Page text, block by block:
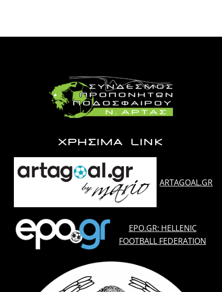
ΧΡΗΣΙΜΑ LINK
ARTAGOAL.GR
EPO.GR: HELLENIC
FOOTBALL FEDERATION